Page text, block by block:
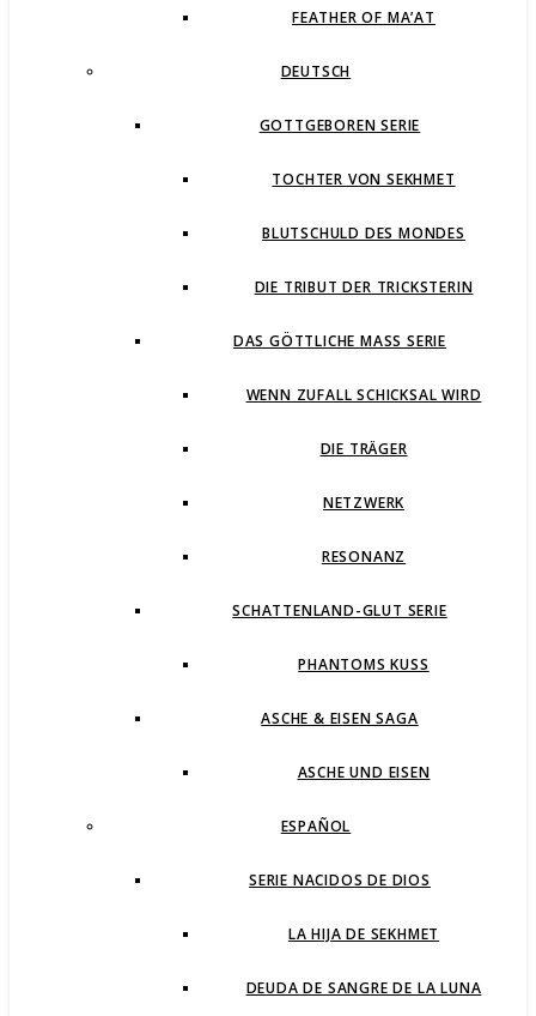
FEATHER OF MA’AT
DEUTSCH
GOTTGEBOREN SERIE
TOCHTER VON SEKHMET
BLUTSCHULD DES MONDES
DIE TRIBUT DER TRICKSTERIN
DAS GÖTTLICHE MASS SERIE
WENN ZUFALL SCHICKSAL WIRD
DIE TRÄGER
NETZWERK
RESONANZ
SCHATTENLAND-GLUT SERIE
PHANTOMS KUSS
ASCHE & EISEN SAGA
ASCHE UND EISEN
ESPAÑOL
SERIE NACIDOS DE DIOS
LA HIJA DE SEKHMET
DEUDA DE SANGRE DE LA LUNA